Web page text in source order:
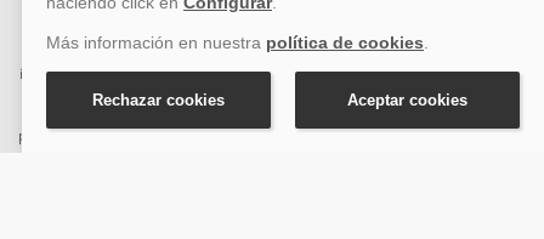
ACCION VIAJES SL ha sido beneficiaria del Fondo Europeo de Desarrollo
Regional (FEDER), cuyo objetivo es mejorar la competitividad de las pymes
mediante el impulso de la innovación, el desarrollo tecnológico, la
investigación de calidad y el uso seguro y fiable del ciberespacio. Gracias a
esta financiación, la empresa ha puesto en marcha un Plan de Acción
durante el año 2026 para reforzar su competitividad empresarial,
promoviendo la innovación y la ciberseguridad. Para ello, ha contado con el